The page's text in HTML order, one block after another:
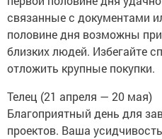
связанные с документами
половине дня возможны
близких людей. Избегайте
отложить крупные покупки.
Телец (21 апреля — 20 мая)
Благоприятный день для
проектов. Ваша